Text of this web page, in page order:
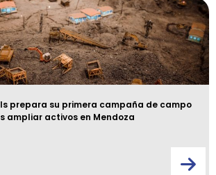
prepara su primera campaña de campo
ampliar activos en Mendoza